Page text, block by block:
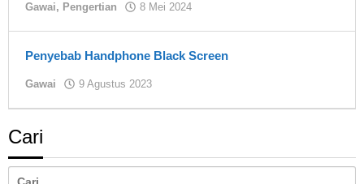
Gawai, Pengertian 8 Mei 2024
Penyebab Handphone Black Screen
Gawai 9 Agustus 2023
Cari